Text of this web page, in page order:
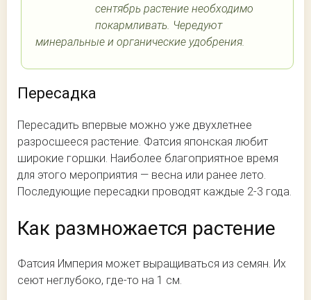
сентябрь растение необходимо
покармливать. Чередуют
минеральные и органические удобрения.
Пересадка
Пересадить впервые можно уже двухлетнее
разросшееся растение. Фатсия японская любит
широкие горшки. Наиболее благоприятное время
для этого мероприятия — весна или ранее лето.
Последующие пересадки проводят каждые 2-3 года.
Как размножается растение
Фатсия Империя может выращиваться из семян. Их
сеют неглубоко, где-то на 1 см.